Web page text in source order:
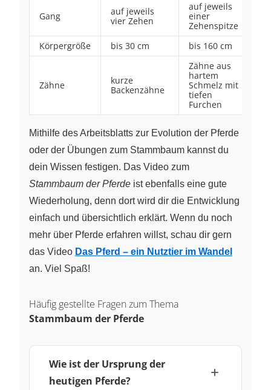
Gang
auf jeweils
vier Zehen
auf jeweils
einer
Zehenspitze
Körpergröße
bis 30 cm bis 160 cm
Zähne
kurze
Backenzähne
Zähne aus
hartem
Schmelz mit
tiefen
Furchen
Mithilfe des Arbeitsblatts zur Evolution der Pferde
oder der Übungen zum Stammbaum kannst du
dein Wissen festigen. Das Video zum
Stammbaum der Pferde ist ebenfalls eine gute
Wiederholung, denn dort wird dir die Entwicklung
einfach und übersichtlich erklärt. Wenn du noch
mehr über Pferde erfahren willst, schau dir gern
das Video Das Pferd – ein Nutztier im Wandel
an. Viel Spaß!
Häufig gestellte Fragen zum Thema
Stammbaum der Pferde
Wie ist der Ursprung der
heutigen Pferde?